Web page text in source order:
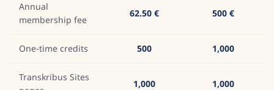
Annual
membership fee
62.50 € 500 €
One-time credits 500 1,000
Transkribus Sites
1,000 1,000